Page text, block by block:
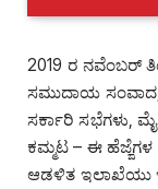
2019 ರ ನವೆಂಬರ್‌
ಸಮುದಾಯ
ಸರ್ಕಾರಿ ಸಭೆಗಳು,
ಕಮ್ಮಟ – ಈ
ಆಡಳಿತ ಇಲಾಖೆಯು